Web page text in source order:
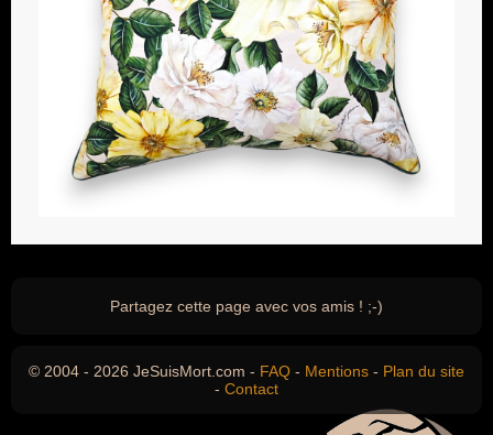
Partagez cette page avec vos amis ! ;-)
© 2004 - 2026 JeSuisMort.com - FAQ - Mentions - Plan du site
- Contact